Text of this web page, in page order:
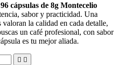
96 cápsulas de 8g Montecelio
sabory practicidad. Una
valoran la calidad en cada detalle,
un café profesional, con sabor
es tu mejoraliada.
 